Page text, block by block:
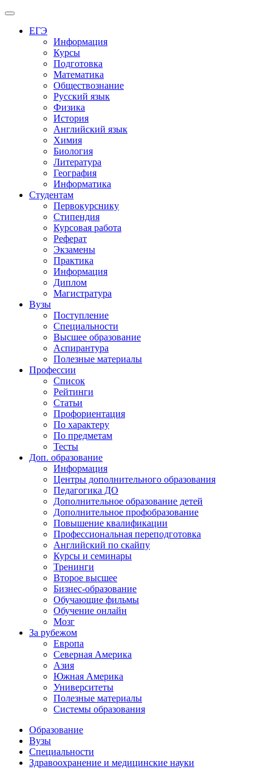
Меню
ЕГЭ
Информация
Курсы
Подготовка
Математика
Обществознание
Русский язык
Физика
История
Английский язык
Химия
Биология
Литература
География
Информатика
Студентам
Первокурснику
Стипендия
Курсовая работа
Реферат
Экзамены
Практика
Информация
Диплом
Магистратура
Вузы
Поступление
Специальности
Высшее образование
Аспирантура
Полезные материалы
Профессии
Список
Рейтинги
Статьи
Профориентация
По характеру
По предметам
Тесты
Доп. образование
Информация
Центры дополнительного образования
Педагогика ДО
Дополнительное образование детей
Дополнительное профобразование
Повышение квалификации
Профессиональная переподготовка
Английский по скайпу
Курсы и семинары
Тренинги
Второе высшее
Бизнес-образование
Обучающие фильмы
Обучение онлайн
Мозг
За рубежом
Европа
Северная Америка
Азия
Южная Америка
Университеты
Полезные материалы
Системы образования
Образование
Вузы
Специальности
Здравоохранение и медицинские науки